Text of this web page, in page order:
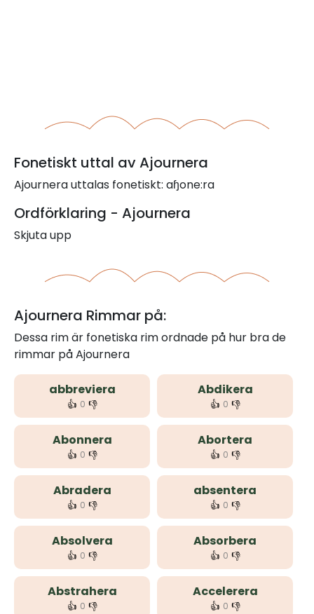
Fonetiskt uttal av Ajournera
Ajournera uttalas fonetiskt: aɧone:ra
Ordförklaring - Ajournera
Skjuta upp
Ajournera Rimmar på:
Dessa rim är fonetiska rim ordnade på hur bra de
rimmar på Ajournera
abbreviera
👍 0 👎
Abdikera
👍 0 👎
Abonnera
👍 0 👎
Abortera
👍 0 👎
Abradera
👍 0 👎
absentera
👍 0 👎
Absolvera
👍 0 👎
Absorbera
👍 0 👎
Abstrahera
👍 0 👎
Accelerera
👍 0 👎